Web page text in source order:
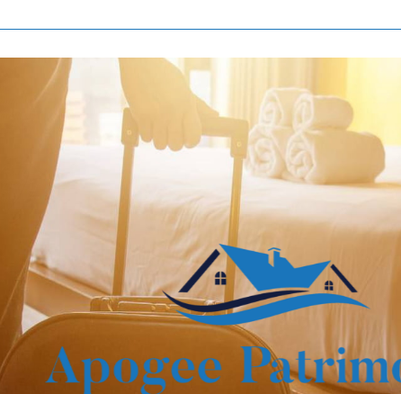
Estimer
Voir les807annonces